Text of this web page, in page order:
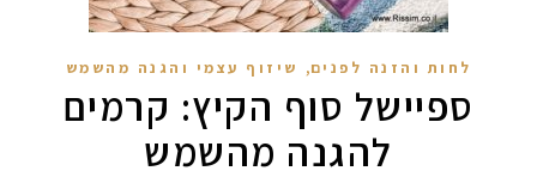
לחות והזנה לפנים, שיזוף עצמי והגנה מהשמש
ספיישל סוף הקיץ: קרמים
להגנה מהשמש